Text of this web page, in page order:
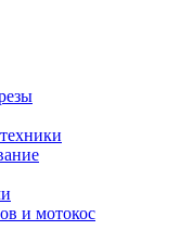
и мотокос